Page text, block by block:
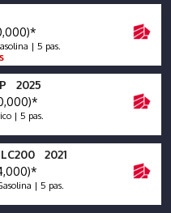
| 5 pas.
2025
| 5 pas.
2021
| 5 pas.